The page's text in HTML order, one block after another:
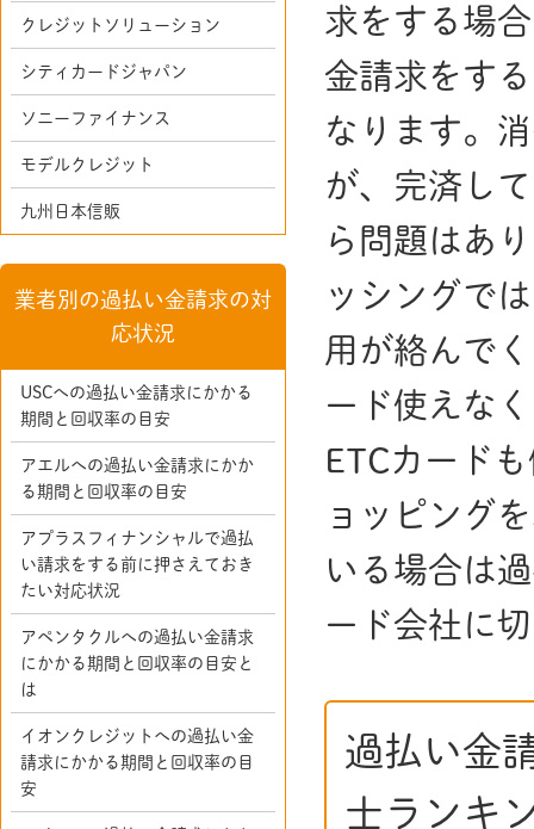
求をする場
金請求をす
なります。
が、完済し
ら問題はあ
ッシングで
用が絡んで
ード使えな
ETCカード
ョッピング
いる場合は
ード会社に
過払い金
士ランキ
クレジットソリューション
シティカードジャパン
ソニーファイナンス
モデルクレジット
九州日本信販
業者別の過払い金請求の対
応状況
USCへの過払い金請求にかかる
期間と回収率の目安
アエルへの過払い金請求にかか
る期間と回収率の目安
アプラスフィナンシャルで過払
い請求をする前に押さえておき
たい対応状況
アペンタクルへの過払い金請求
にかかる期間と回収率の目安と
は
イオンクレジットへの過払い金
請求にかかる期間と回収率の目
安